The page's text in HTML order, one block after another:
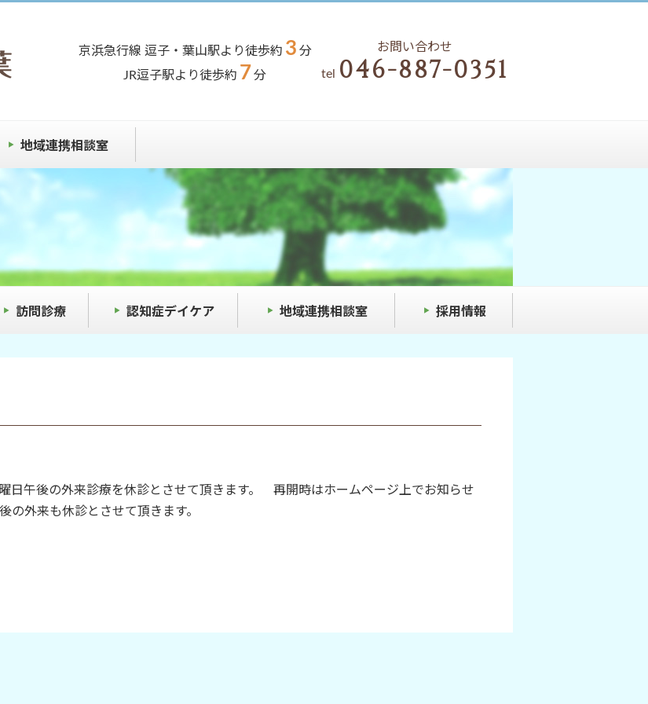
京浜急行線 逗子・葉山駅より徒歩約 3 分
JR逗子駅より徒歩約 7分
お問い合わせ
tel 046-887-0351
地域連携相談室
訪問診療 認知症デイケア 地域連携相談室 採用情報
午後の外来診療を休診とさせて頂きます。 再開時はホームページ上でお知らせ
外来も休診とさせて頂きます。